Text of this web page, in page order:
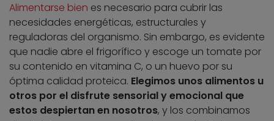
Alimentarse bien es necesario para cubrir las
necesidades energéticas, estructurales y
reguladoras del organismo. Sin embargo, es evidente
que nadie abre el frigorífico y escoge un tomate por
su contenido en vitamina C, o un huevo por su
óptima calidad proteica. Elegimos unos alimentos u
otros por el disfrute sensorial y emocional que
estos despiertan en nosotros, y los combinamos